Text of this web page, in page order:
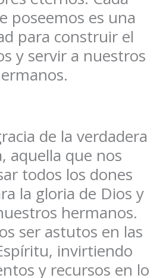
poseemos es una
para construir el
y servir a nuestros
de la verdadera
aquella que nos
todos los dones
la gloria de Dios y
hermanos.
ser astutos en las
invirtiendo
y recursos en lo